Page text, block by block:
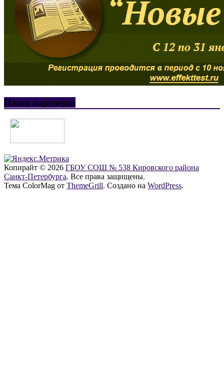
Наши партнёры
Копирайт © 2026 ГБОУ СОШ № 538 Кировского района
Санкт-Петербурга. Все права защищены.
Тема ColorMag от ThemeGrill. Создано на WordPress.